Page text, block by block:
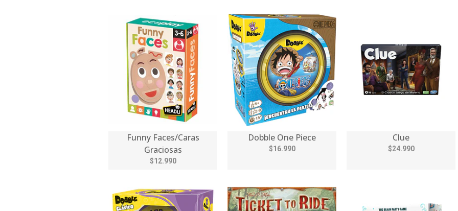
Funny Faces/Caras
Graciosas
$12.990
Dobble One Piece
$16.990
Clue
$24.990